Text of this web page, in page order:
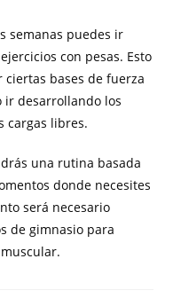
semanas puedes ir
con pesas. Esto
bases de fuerza
ir desarrollando los
cargas libres.
una rutina basada
donde necesites
será necesario
de gimnasio para